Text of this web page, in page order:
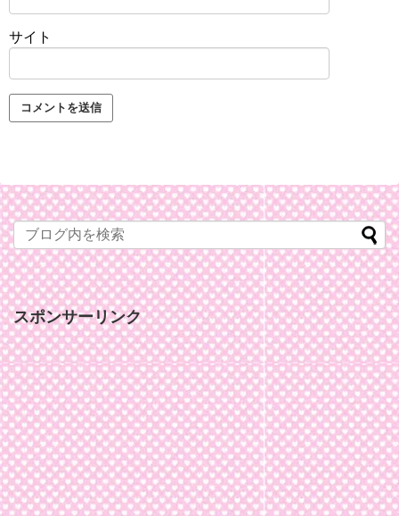
サイト
スポンサーリンク